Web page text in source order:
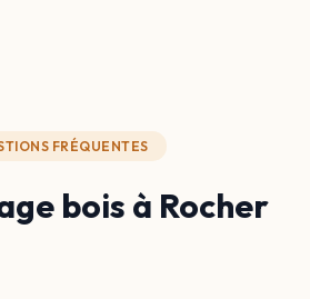
FRÉQUENTES
bois à Rocher